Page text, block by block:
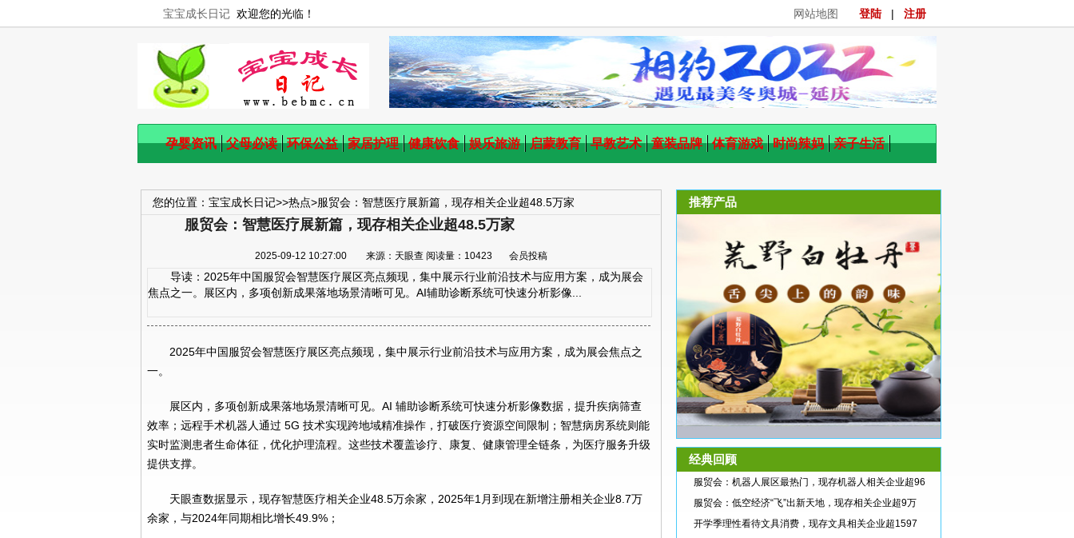
宝宝成长日记 欢迎您的光临！ 网站地图 登陆 | 注册
孕婴资讯 父母必读 环保公益 家居护理 健康饮食 娱乐旅游 启蒙教育 早教艺术 童装品牌 体育游戏 时尚辣妈 亲子生活
您的位置： 宝宝成长日记>>热点>服贸会：智慧医疗展新篇，现存相关企业超48.5万家
服贸会：智慧医疗展新篇，现存相关企业超48.5万家
2025-09-12 10:27:00 来源：天眼查 阅读量：10423 会员投稿
导读：2025年中国服贸会智慧医疗展区亮点频现，集中展示行业前沿技术与应用方案，成为展会
焦点之一。展区内，多项创新成果落地场景清晰可见。AI辅助诊断系统可快速分析影像...
2025年中国服贸会智慧医疗展区亮点频现，集中展示行业前沿技术与应用方案，成为展会焦点之
一。
展区内，多项创新成果落地场景清晰可见。AI 辅助诊断系统可快速分析影像数据，提升疾病筛查
效率；远程手术机器人通过 5G 技术实现跨地域精准操作，打破医疗资源空间限制；智慧病房系统则能
实时监测患者生命体征，优化护理流程。这些技术覆盖诊疗、康复、健康管理全链条，为医疗服务升级
提供支撑。
天眼查数据显示，现存智慧医疗相关企业48.5万余家，2025年1月到现在新增注册相关企业8.7万
余家，与2024年同期相比增长49.9%；
推荐产品
经典回顾
服贸会：机器人展区最热门，现存机器人相关企业超96
服贸会：低空经济“飞”出新天地，现存相关企业超9万
开学季理性看待文具消费，现存文具相关企业超1597